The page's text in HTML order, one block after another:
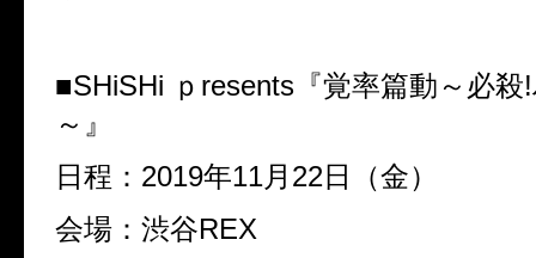
■SHiSHi ｐ resents 『覚率篇動～必殺!
～』
日程： 2019年11月 22日（金）
会場：渋谷REX